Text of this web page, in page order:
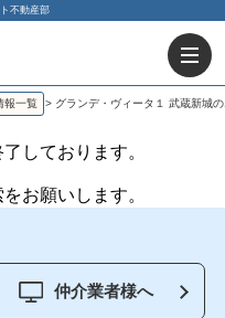
不動産部
報一覧 > グランデ・ヴィータ１ 武蔵新城
しております。
お願いします。
仲介業者様へ